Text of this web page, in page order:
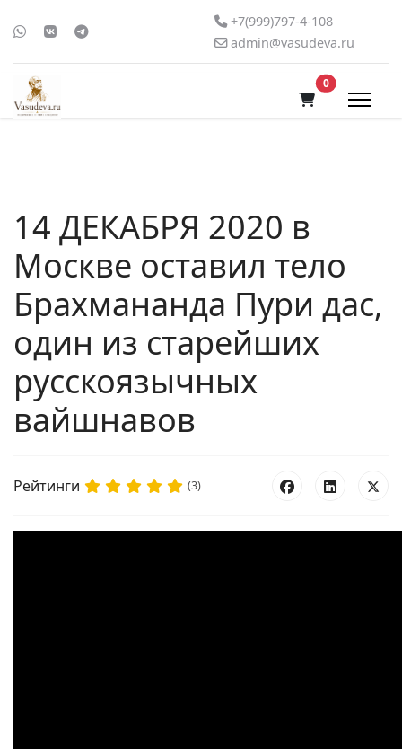
+7(999)797-4-108
admin@vasudeva.ru
0В корзину
14 ДЕКАБРЯ 2020 в
Москве оставил тело
Брахмананда Пури дас,
один из старейших
русскоязычных
вайшнавов
Рейтинги (3)